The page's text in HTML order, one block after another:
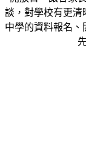
談，對學校有更清
中學的資料報名